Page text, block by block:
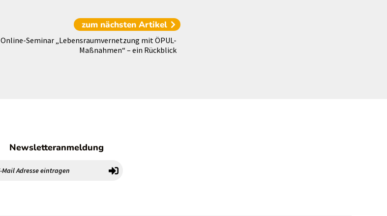
zum nächsten Artikel
Online-Seminar „Lebensraumvernetzung mit ÖPUL-
Maßnahmen“ – ein Rückblick
Newsletteranmeldung